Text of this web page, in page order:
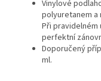
Vinylové
polyuretanem a
Při pravidelném
perfektní
Doporučený
ml.